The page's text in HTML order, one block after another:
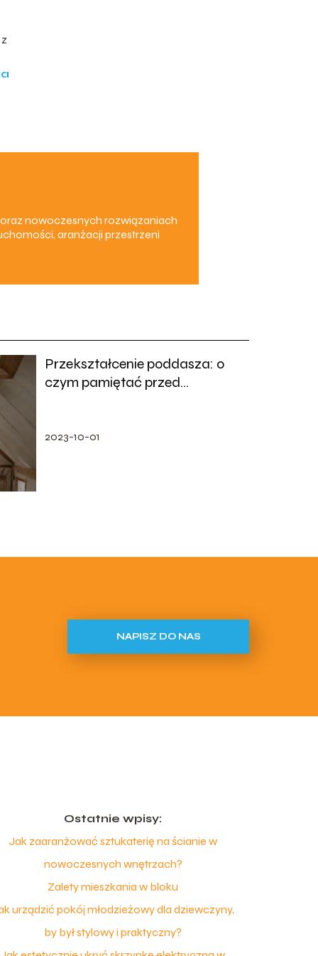
nowoczesnych rozwiązaniach
aranżacji przestrzeni
Przekształcenie poddasza: o
czym pamiętać przed
2023-10-01
NAPISZ DO NAS
Ostatnie wpisy:
Jak zaaranżować sztukaterię na ścianie w
nowoczesnych wnętrzach?
Zalety mieszkania w bloku
urządzić pokój młodzieżowy dla dziewczyny,
by był stylowy i praktyczny?